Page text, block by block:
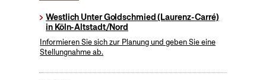
Westlich Unter Goldschmied (Laurenz-Carré)
in Köln-Altstadt/Nord
Informieren Sie sich zur Planung und geben Sie eine
Stellungnahme ab.